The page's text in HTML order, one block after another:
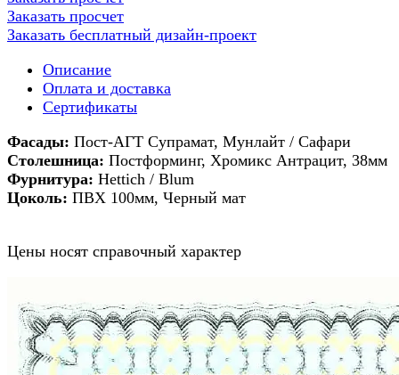
Заказать просчет
Заказать бесплатный дизайн-проект
Описание
Оплата и доставка
Сертификаты
Фасады: Пост-АГТ Супрамат, Мунлайт / Сафари
Столешница: Постформинг, Хромикс Антрацит, 38мм
Фурнитура: Hettich / Blum
Цоколь: ПВХ 100мм, Черный мат
Цены носят справочный характер